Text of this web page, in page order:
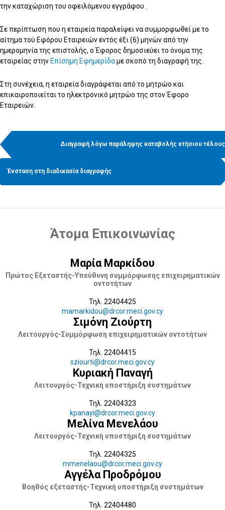
την καταχώριση του οφειλόμενου εγγράφου .
Σε περίπτωση που η εταιρεία παραλείψει να συμμορφωθεί με το
αίτημα τού Εφόρου Εταιρειών εντός έξι (6) μηνών από την
ημερομηνία της επιστολής, ο Έφορος δημοσιεύει το όνομα της
εταιρείας στην Επίσημη Εφημερίδαμε σκοπό τη διαγραφή της.
Στη συνέχεια, η εταιρεία διαγράφεται από το μητρώο και
επικαιροποιείται το ηλεκτρονικό μητρώο της στον Έφορο
Εταιρειών.
Διαγραφή λόγω παράληψης καταβολής ετήσιου τέλους
Ένσταση στη διαδικασία διαγραφής
Άτομα Επικοινωνίας
Μαρία Μαρκίδου
Πρώτος Εξεταστής-Υπεύθυνη συμμόρφωσης επιχειρηματικών
οντοτήτων
Τηλ. 22404425
mamarkidou@drcor.meci.gov.cy
Σιμόνη Ζιούρτη
Λειτουργός-Συμμόρφωση επιχειρηματικών οντοτήτων
Τηλ. 22404415
sziourti@drcor.meci.gov.cy
Κυριακή Παναγή
Λειτουργός-Τεχνική υποστήριξη συστημάτων
Τηλ. 22404323
kpanayi@drcor.meci.gov.cy
Μελίνα Μενελάου
Λειτουργός-Τεχνική υποστήριξη συστημάτων
Τηλ. 22404325
mmenelaou@drcor.meci.gov.cy
Αγγέλα Προδρόμου
Βοηθός εξεταστής-Τεχνική υποστήριξη συστημάτων
Τηλ. 22404480